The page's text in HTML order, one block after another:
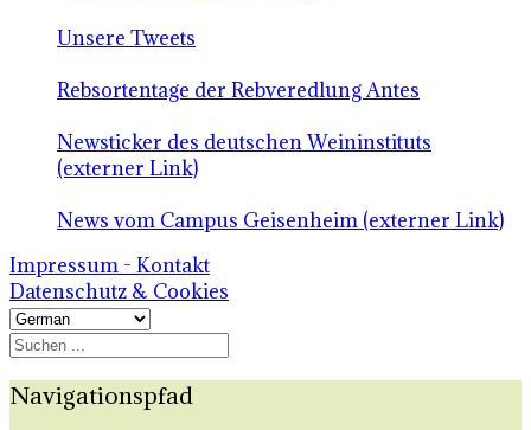
Unsere Tweets
Rebsortentage der Rebveredlung Antes
Newsticker des deutschen Weininstituts
(externer Link)
News vom Campus Geisenheim (externer Link)
Impressum - Kontakt
Datenschutz & Cookies
Navigationspfad